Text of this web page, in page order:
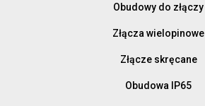
Obudowy do złączy
Złącza wielopinowe
Złącze skręcane
Obudowa IP65